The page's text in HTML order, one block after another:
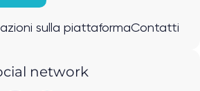
sulla piattaformaContatti
network